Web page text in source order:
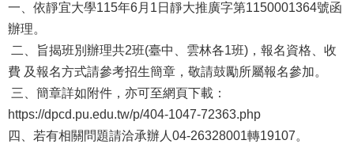
公
告
行
政
填
報
一、依靜宜大學115年6月1日靜大推廣字第1150001364號函
辦理。
二、旨揭班別辦理共2班(臺中、雲林各1班)，報名資格、收
費 及報名方式請參考招生簡章，敬請鼓勵所屬報名參加。
三、簡章詳如附件，亦可至網頁下載：
https://dpcd.pu.edu.tw/p/404-1047-72363.php
四、若有相關問題請洽承辦人04-26328001轉19107。